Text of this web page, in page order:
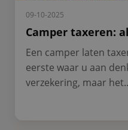
09-10-2025
Camper taxeren:
Een camper laten
eerste waar u aan
verzekering, maar